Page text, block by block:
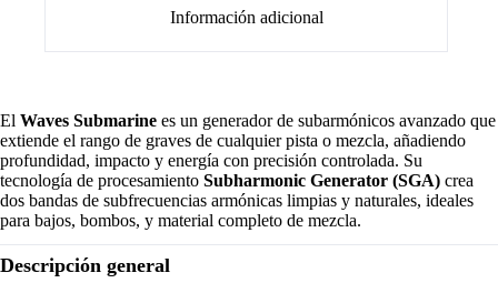
Información adicional
El Waves Submarine es un generador de subarmónicos avanzado que
extiende el rango de graves de cualquier pista o mezcla, añadiendo
profundidad, impacto y energía con precisión controlada. Su
tecnología de procesamiento Subharmonic Generator (SGA) crea
dos bandas de subfrecuencias armónicas limpias y naturales, ideales
para bajos, bombos, y material completo de mezcla.
Descripción general